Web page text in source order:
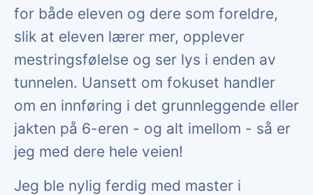
for både eleven og dere som foreldre,
slik at eleven lærer mer, opplever
mestringsfølelse og ser lys i enden av
tunnelen. Uansett om fokuset handler
om en innføring i det grunnleggende eller
jakten på 6-eren - og alt imellom - så er
jeg med dere hele veien!
Jeg ble nylig ferdig med master i